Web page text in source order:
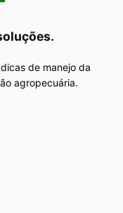
de manejo da
agropecuária.